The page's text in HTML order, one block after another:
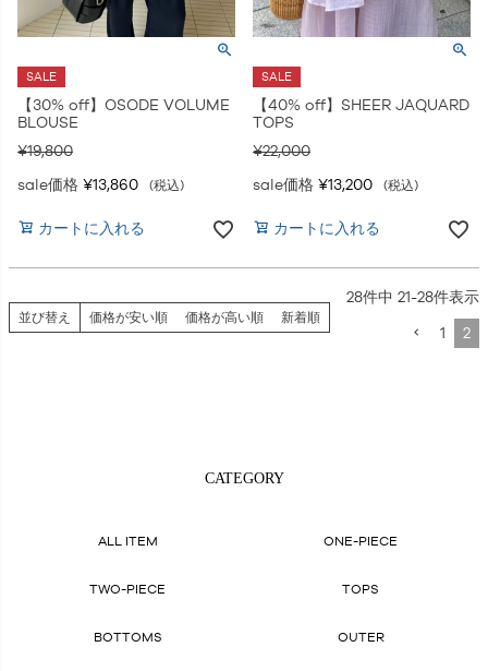
SALE
【30% off】OSODE VOLUME
BLOUSE
¥19,800
sale価格 ¥13,860 税込
カートに入れる
SALE
【40% off】SHEER JAQUARD
TOPS
¥22,000
sale価格 ¥13,200 税込
カートに入れる
並び替え 価格が安い順 価格が高い順 新着順
28件中 21-28件表示
1 2
CATEGORY
ALL ITEM ONE-PIECE
TWO-PIECE TOPS
BOTTOMS OUTER